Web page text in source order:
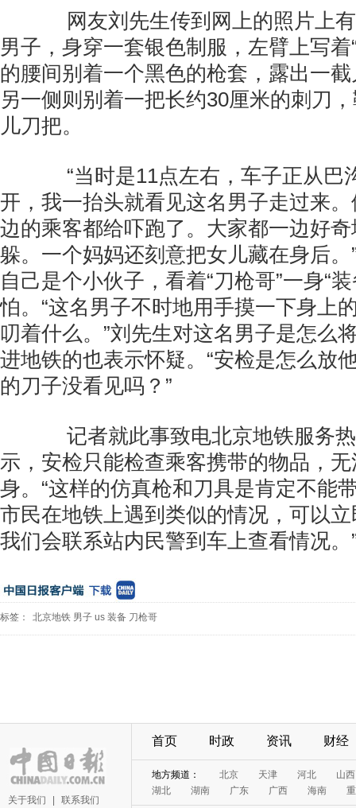
网友刘先生传到网上的照片上有
男子，身穿一套银色制服，左臂上写着
的腰间别着一个黑色的枪套，露出一
另一侧则别着一把长约30厘米的刺刀
儿刀把。
“当时是11点左右，车子正从巴
开，我一抬头就看见这名男子走过来
边的乘客都给吓跑了。大家都一边好
躲。一个妈妈还刻意把女儿藏在身后
自己是个小伙子，看着“刀枪哥”一身“
怕。“这名男子不时地用手摸一下身上
叨着什么。”刘先生对这名男子是怎么
进地铁的也表示怀疑。“安检是怎么放
的刀子没看见吗？”
记者就此事致电北京地铁服务热
示，安检只能检查乘客携带的物品，
身。“这样的仿真枪和刀具是肯定不能
市民在地铁上遇到类似的情况，可以
我们会联系站内民警到车上查看情况
标签： 北京地铁 男子 us 装备 刀枪哥
关于我们 联系我们
首页 时政 资讯 财经
地方频道： 北京 天津 河北
山西
湖北
湖南 广东 广西 海南